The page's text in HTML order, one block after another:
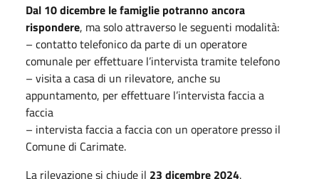
Dal 10 dicembre le famiglie potranno ancora
rispondere, ma solo attraverso le seguenti modalità:
– contatto telefonico da parte di un operatore
comunale per effettuare l’intervista tramite telefono
– visita a casa di un rilevatore, anche su
appuntamento, per effettuare l’intervista faccia a
faccia
– intervista faccia a faccia con un operatore presso il
Comune di Carimate.
La rilevazione si chiude il 23 dicembre 2024.